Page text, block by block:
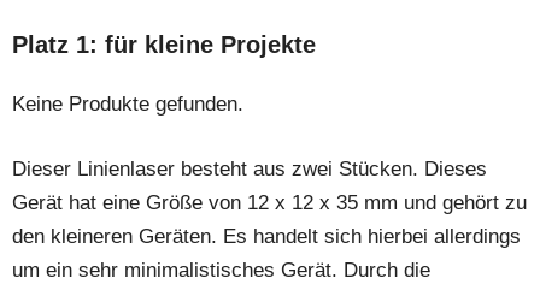
Platz 1: für kleine Projekte
Keine Produkte gefunden.
Dieser Linienlaser besteht aus zwei Stücken. Dieses
Gerät hat eine Größe von 12 x 12 x 35 mm und gehört zu
den kleineren Geräten. Es handelt sich hierbei allerdings
um ein sehr minimalistisches Gerät. Durch die